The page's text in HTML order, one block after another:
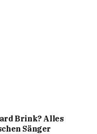
Brink? Alles
Sänger